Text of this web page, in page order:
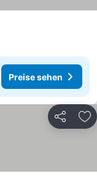
Preise sehen
Teilen